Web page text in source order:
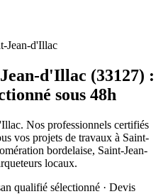
Jean-d'Illac
d'Illac (33127) :
sous 48h
Nos professionnels certifiés
vos projets de travaux à Saint-
bordelaise, Saint-Jean-
locaux.
qualifié sélectionné · Devis